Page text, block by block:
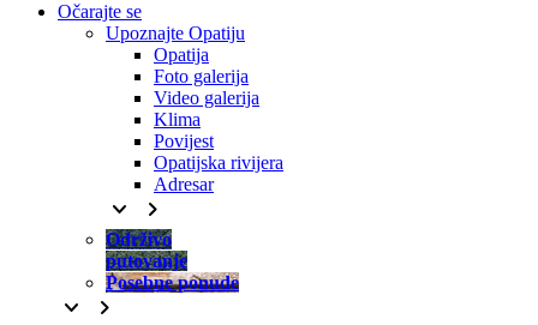
Očarajte se
Upoznajte Opatiju
Opatija
Foto galerija
Video galerija
Klima
Povijest
Opatijska rivijera
Adresar
keyboard_arrow_down keyboard_arrow_right
Održivo
putovanje
Posebne ponude
keyboard_arrow_down keyboard_arrow_right